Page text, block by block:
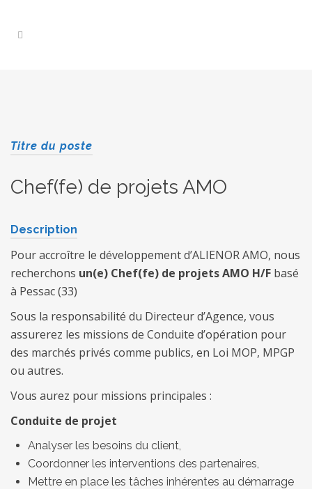
Titre du poste
Chef(fe) de projets AMO
Description
Pour accroître le développement d’ALIENOR AMO, nous
recherchons un(e) Chef(fe) de projets AMO H/F basé
à Pessac (33)
Sous la responsabilité du Directeur d’Agence, vous
assurerez les missions de Conduite d’opération pour
des marchés privés comme publics, en Loi MOP, MPGP
ou autres.
Vous aurez pour missions principales :
Conduite de projet
Analyser les besoins du client,
Coordonner les interventions des partenaires,
Mettre en place les tâches inhérentes au démarrage